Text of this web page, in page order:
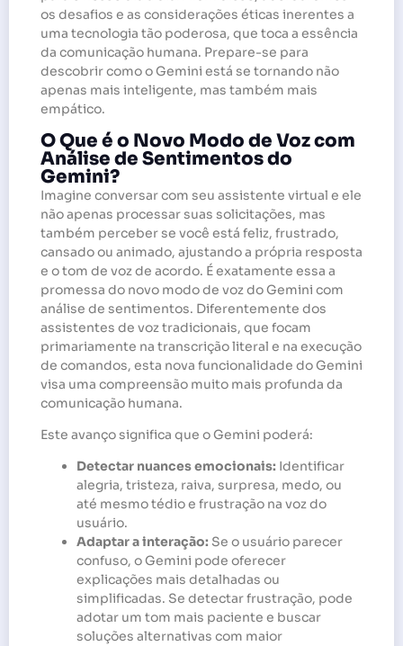
os desafios e as considerações éticas inerentes a
uma tecnologia tão poderosa, que toca a essência
da comunicação humana. Prepare-se para
descobrir como o Gemini está se tornando não
apenas mais inteligente, mas também mais
empático.
O Que é o Novo Modo de Voz com
Análise de Sentimentos do
Gemini?
Imagine conversar com seu assistente virtual e ele
não apenas processar suas solicitações, mas
também perceber se você está feliz, frustrado,
cansado ou animado, ajustando a própria resposta
e o tom de voz de acordo. É exatamente essa a
promessa do novo modo de voz do Gemini com
análise de sentimentos. Diferentemente dos
assistentes de voz tradicionais, que focam
primariamente na transcrição literal e na execução
de comandos, esta nova funcionalidade do Gemini
visa uma compreensão muito mais profunda da
comunicação humana.
Este avanço significa que o Gemini poderá:
Detectar nuances emocionais: Identificar
alegria, tristeza, raiva, surpresa, medo, ou
até mesmo tédio e frustração na voz do
usuário.
Adaptar a interação: Se o usuário parecer
confuso, o Gemini pode oferecer
explicações mais detalhadas ou
simplificadas. Se detectar frustração, pode
adotar um tom mais paciente e buscar
soluções alternativas com maior